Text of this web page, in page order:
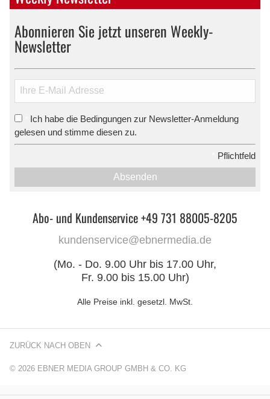
Abonnieren Sie jetzt unseren Weekly-
Newsletter
Ich habe die Bedingungen zur Newsletter-Anmeldung
gelesen und stimme diesen zu.
Pflichtfeld
Absenden
Abo- und Kundenservice +49 731 88005-8205
kundenservice@ebnermedia.de
(Mo. - Do. 9.00 Uhr bis 17.00 Uhr,
Fr. 9.00 bis 15.00 Uhr)
Alle Preise inkl. gesetzl. MwSt.
© 2026 EBNER MEDIA GROUP GMBH & CO. KG
ZURÜCK NACH OBEN